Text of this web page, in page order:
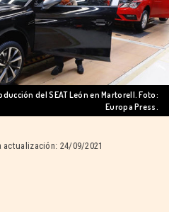
del SEAT León en Martorell. Foto:
Europa Press.
actualización: 24/09/2021